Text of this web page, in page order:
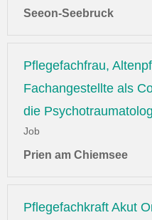
Seeon-Seebruck
Pflegefachfrau,
Fachangestellte als
die
Job
Prien am Chiemsee
Pflegefachkraft Akut